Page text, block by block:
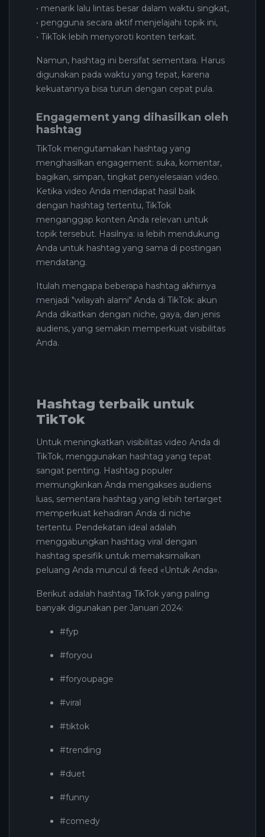
• menarik lalu lintas besar dalam waktu singkat,
• pengguna secara aktif menjelajahi topik ini,
• TikTok lebih menyoroti konten terkait.
Namun, hashtag ini bersifat sementara. Harus
digunakan pada waktu yang tepat, karena
kekuatannya bisa turun dengan cepat pula.
Engagement yang dihasilkan oleh
hashtag
TikTok mengutamakan hashtag yang
menghasilkan engagement: suka, komentar,
bagikan, simpan, tingkat penyelesaian video.
Ketika video Anda mendapat hasil baik
dengan hashtag tertentu, TikTok
menganggap konten Anda relevan untuk
topik tersebut. Hasilnya: ia lebih mendukung
Anda untuk hashtag yang sama di postingan
mendatang.
Itulah mengapa beberapa hashtag akhirnya
menjadi "wilayah alami" Anda di TikTok: akun
Anda dikaitkan dengan niche, gaya, dan jenis
audiens, yang semakin memperkuat visibilitas
Anda.
Hashtag terbaik untuk
TikTok
Untuk meningkatkan visibilitas video Anda di
TikTok, menggunakan hashtag yang tepat
sangat penting. Hashtag populer
memungkinkan Anda mengakses audiens
luas, sementara hashtag yang lebih tertarget
memperkuat kehadiran Anda di niche
tertentu. Pendekatan ideal adalah
menggabungkan hashtag viral dengan
hashtag spesifik untuk memaksimalkan
peluang Anda muncul di feed «Untuk Anda».
Berikut adalah hashtag TikTok yang paling
banyak digunakan per Januari 2024:
#fyp
#foryou
#foryoupage
#viral
#tiktok
#trending
#duet
#funny
#comedy